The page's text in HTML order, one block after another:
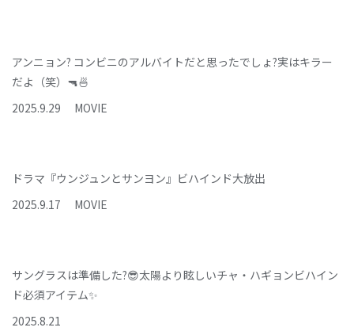
アンニョン? コンビニのアルバイトだと思ったでしょ?実はキラー
だよ（笑）🔫🍜
2025.9.29 MOVIE
ドラマ『ウンジュンとサンヨン』ビハインド大放出
2025.9.17 MOVIE
サングラスは準備した?😎太陽より眩しいチャ・ハギョンビハイン
ド必須アイテム✨
2025.8.21